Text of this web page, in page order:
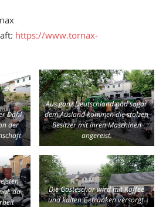
https://www.tornax-
Dahl
der
Aus ganz Deutschland und sogar
dem Ausland kommen die stolzen
Besitzer mit ihren Maschinen
angereist.
da
Die Gästeschar wird mit Kaffee
und kalten Getränken versorgt.